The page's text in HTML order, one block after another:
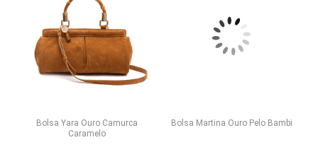
Bolsa Yara Ouro Camurca
Caramelo
Bolsa Martina Ouro Pelo Bambi